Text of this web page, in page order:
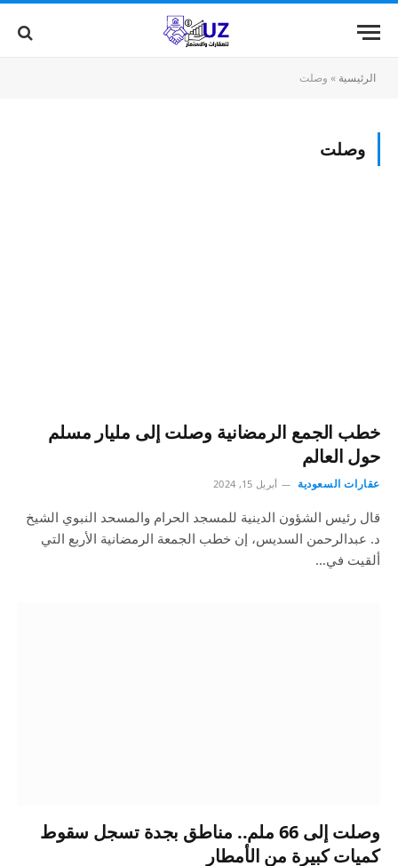
الرئيسية » وصلت
وصلت
خطب الجمع الرمضانية وصلت إلى مليار مسلم
حول العالم
عقارات السعودية أبريل 15, 2024
قال رئيس الشؤون الدينية للمسجد الحرام والمسحد النبوي الشيخ
د. عبدالرحمن السديس، إن خطب الجمعة الرمضانية الأربع التي
ألقيت في…
وصلت إلى 66 ملم.. مناطق بجدة تسجل سقوط
كميات كبيرة من الأمطار